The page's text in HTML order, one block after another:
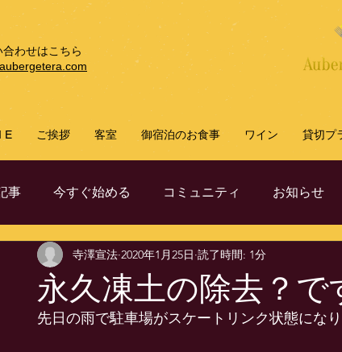
合わせはこちら
E ご挨拶 客室 御宿泊のお食事 ワイン 貸切プ
事 今すぐ始める コミュニティ お知らせ
永久凍土の除去？で
寺澤宣法 2020年1月25日 読了時間: 1分
先日の雨で駐車場がスケートリンク状態になり